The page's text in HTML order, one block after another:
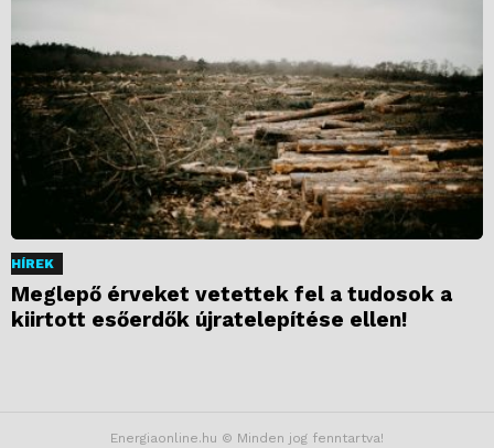
HÍREK
Meglepő érveket vetettek fel a tudosok a
kiirtott esőerdők újratelepítése ellen!
Energiaonline.hu © Minden jog fenntartva!